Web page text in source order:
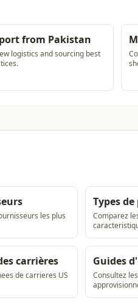
from Pakistan
logistics and sourcing best
les plus
Types
Comparez
carrières
de carrieres US
Guides
Consultez